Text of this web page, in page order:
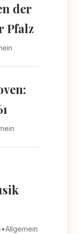
der
Pfalz
•Allgemein